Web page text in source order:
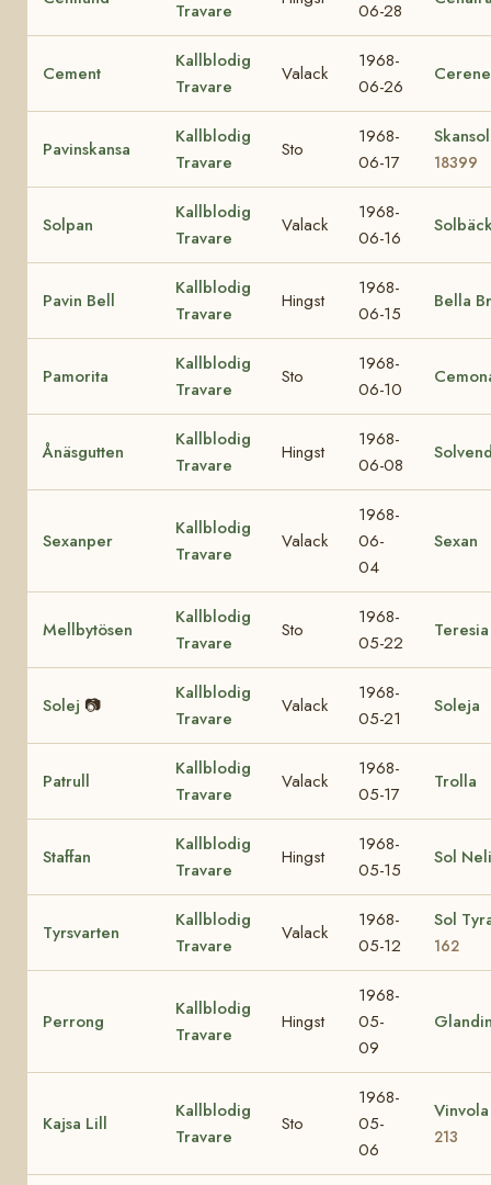
Travare 06-28
Cement
Kallblodig
Travare
Valack
1968-
06-26
Cerene
Pavinskansa
Kallblodig
Travare
Sto
1968-
06-17
18399
Solpan
Kallblodig
Travare
Valack
1968-
06-16
Pavin Bell
Kallblodig
Travare
Hingst
1968-
06-15
Bella
Pamorita
Kallblodig
Travare
Sto
1968-
06-10
Ånäsgutten
Kallblodig
Travare
Hingst
1968-
06-08
Sexanper
Kallblodig
Travare
Valack
1968-
06-
04
Sexan
Mellbytösen
Kallblodig
Travare
Sto
1968-
05-22
Teresia
Solej 📷
Kallblodig
Travare
Valack
1968-
05-21
Soleja
Patrull
Kallblodig
Travare
Valack
1968-
05-17
Trolla
Staffan
Kallblodig
Travare
Hingst
1968-
05-15
Sol Neli
Tyrsvarten
Kallblodig
Travare
Valack
1968-
05-12
Sol
162
Perrong
Kallblodig
Travare
Hingst
1968-
05-
09
Kajsa Lill
Kallblodig
Travare
Sto
1968-
05-
06
213